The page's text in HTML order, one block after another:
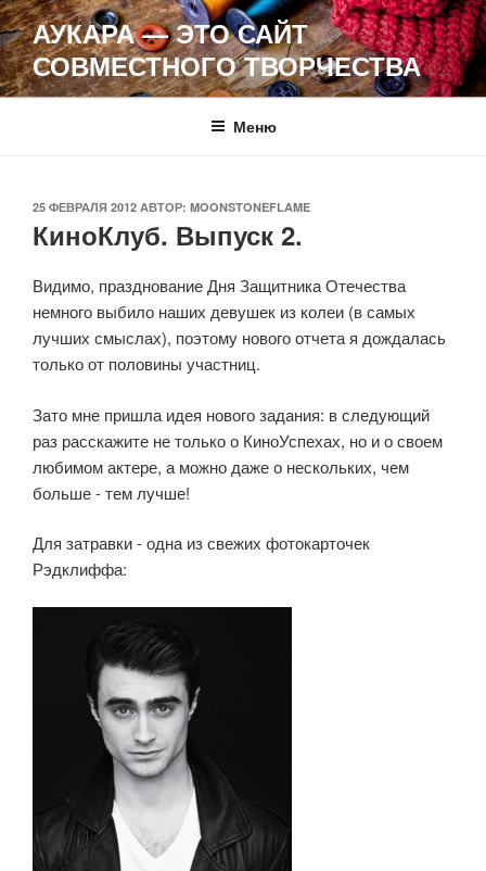
Перейти
к
содержимому
АУКАРА — ЭТО САЙТ
СОВМЕСТНОГО ТВОРЧЕСТВА
Меню
ОПУБЛИКОВАНО
25 ФЕВРАЛЯ 2012 АВТОР: MOONSTONEFLAME
КиноКлуб. Выпуск 2.
Видимо, празднование Дня Защитника Отечества
немного выбило наших девушек из колеи (в самых
лучших смыслах), поэтому нового отчета я дождалась
только от половины участниц.
Зато мне пришла идея нового задания: в следующий
раз расскажите не только о КиноУспехах, но и о своем
любимом актере, а можно даже о нескольких, чем
больше - тем лучше!
Для затравки - одна из свежих фотокарточек
Рэдклиффа: